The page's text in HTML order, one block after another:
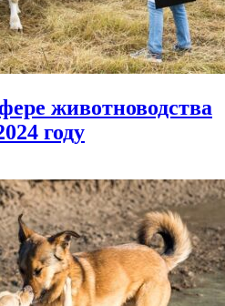
животноводства
году